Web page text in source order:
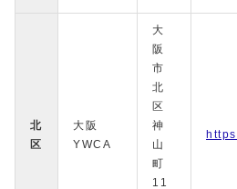
北
区
大阪
YWCA
大
阪
市
北
区
神
山
町
11